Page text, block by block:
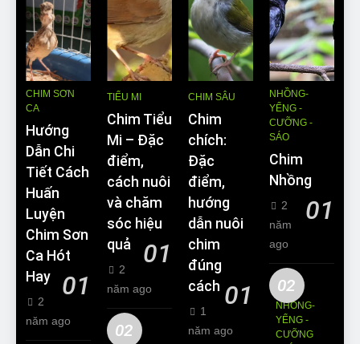
CHIM SƠN
CA
Hướng
Dẫn Chi
Tiết Cách
Huấn
Luyện
Chim Sơn
Ca Hót
Hay
01
2
năm ago
TIỂU MI
Chim Tiểu
Mi – Đặc
điểm,
cách nuôi
và chăm
sóc hiệu
quả
01
2
năm ago
02
CHIM SÂU
Chim
chích:
Đặc
điểm,
hướng
dẫn nuôi
chim
đúng
cách 01
1
năm ago
NHỒNG-
YỂNG -
CƯỠNG -
SÁO
Chim
Nhồng
01
2
năm
ago
02
NHỒNG-
YỂNG -
CƯỠNG